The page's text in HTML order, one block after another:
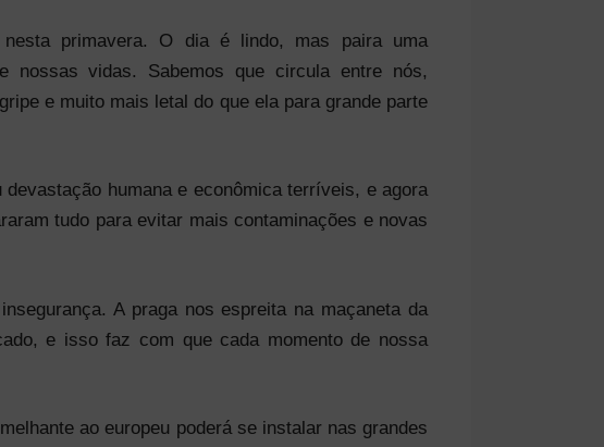
primavera. O dia é lindo, mas paira uma
nossas vidas. Sabemos que circula entre nós,
e muito mais letal do que ela para grande parte
humana e econômica terríveis, e agora
tudo para evitar mais contaminações e novas
A praga nos espreita na maçaneta da
e isso faz com que cada momento de nossa
ao europeu poderá se instalar nas grandes